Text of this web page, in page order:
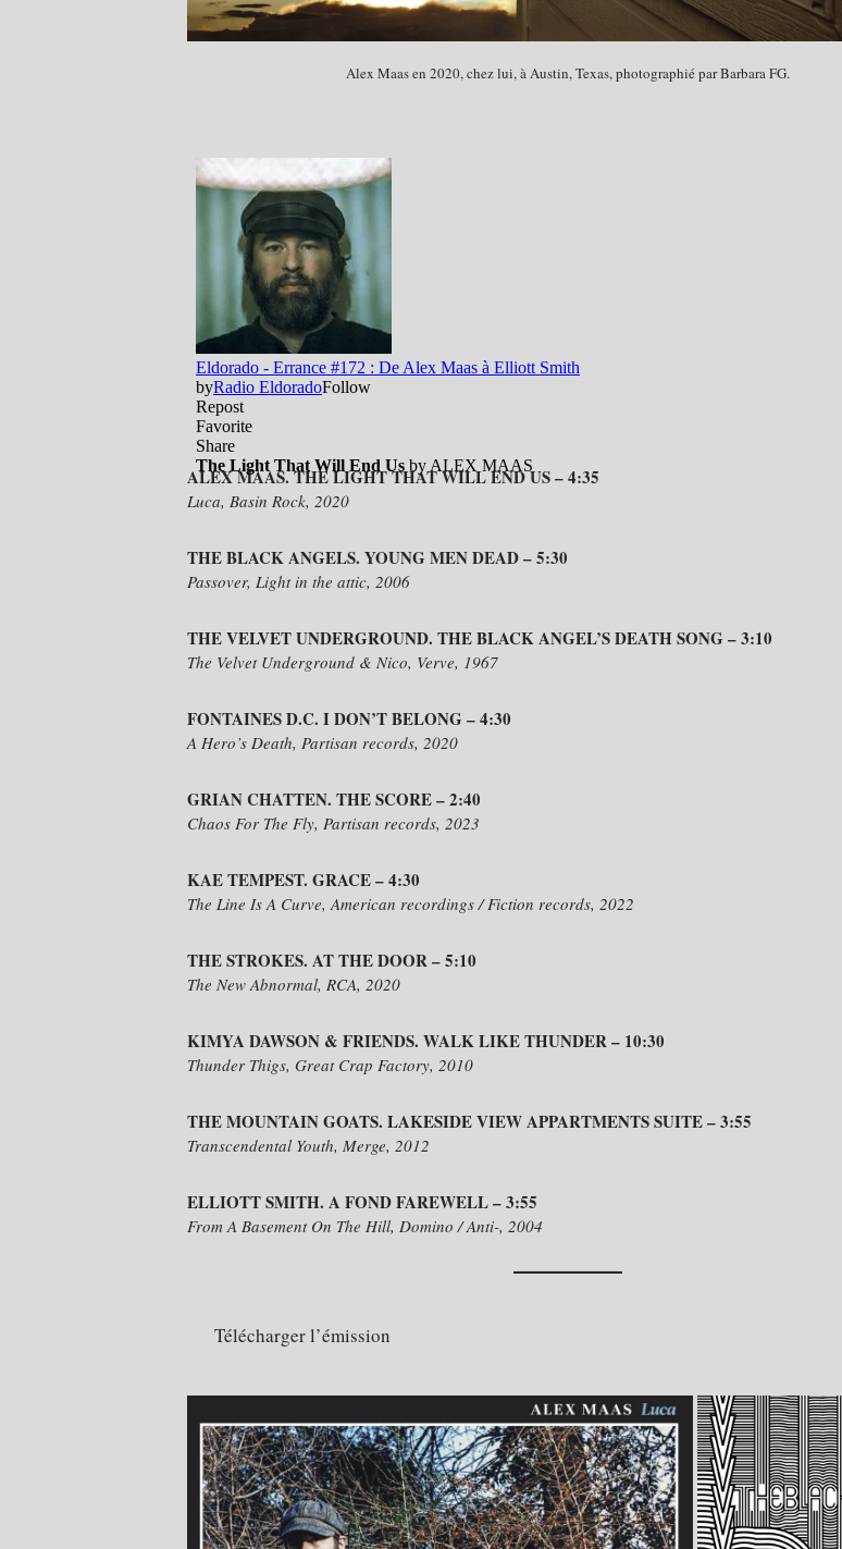
Alex Maas en 2020, chez lui, à Austin, Texas, photographié par Barbara FG.
ALEX MAAS. THE LIGHT THAT WILL END US – 4:35
Luca, Basin Rock, 2020
THE BLACK ANGELS. YOUNG MEN DEAD – 5:30
Passover, Light in the attic, 2006
THE VELVET UNDERGROUND. THE BLACK ANGEL’S DEATH SONG – 3:10
The Velvet Underground & Nico, Verve, 1967
FONTAINES D.C. I DON’T BELONG – 4:30
A Hero’s Death, Partisan records, 2020
GRIAN CHATTEN. THE SCORE – 2:40
Chaos For The Fly, Partisan records, 2023
KAE TEMPEST. GRACE – 4:30
The Line Is A Curve, American recordings / Fiction records, 2022
THE STROKES. AT THE DOOR – 5:10
The New Abnormal, RCA, 2020
KIMYA DAWSON & FRIENDS. WALK LIKE THUNDER – 10:30
Thunder Thigs, Great Crap Factory, 2010
THE MOUNTAIN GOATS. LAKESIDE VIEW APPARTMENTS SUITE – 3:55
Transcendental Youth, Merge, 2012
ELLIOTT SMITH. A FOND FAREWELL – 3:55
From A Basement On The Hill, Domino / Anti-, 2004
Télécharger l’émission